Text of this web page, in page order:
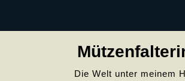
Die Welt unter meinem